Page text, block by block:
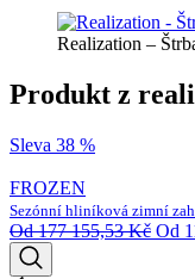
Realization –
Produkt z
Sleva 38 %
FROZEN
Sezónní hliníková zimní
Od177 155,53Kč Od